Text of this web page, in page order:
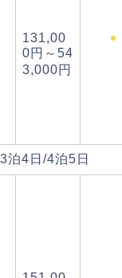
131,00
0円～54
3,000円
4日/4泊5日